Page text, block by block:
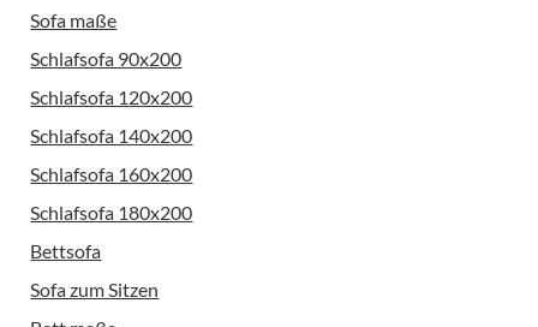
Sofa maße
Schlafsofa 90x200
Schlafsofa 120x200
Schlafsofa 140x200
Schlafsofa 160x200
Schlafsofa 180x200
Bettsofa
Sofa zum Sitzen